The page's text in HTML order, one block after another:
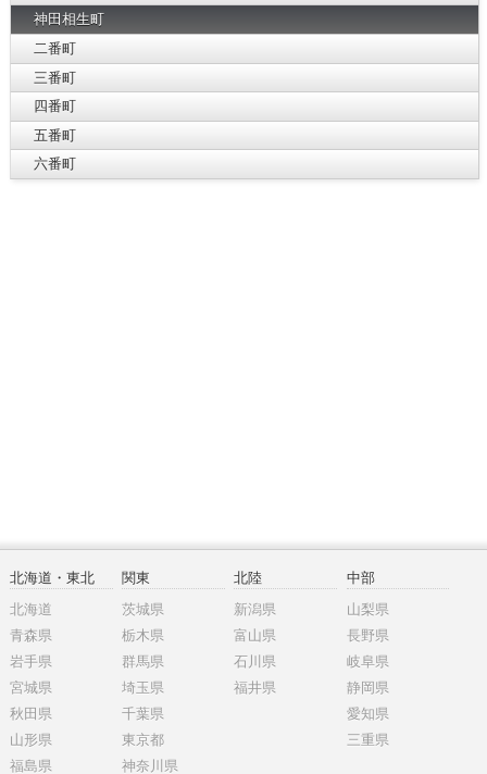
神田相生町
二番町
三番町
四番町
五番町
六番町
北海道・東北
北海道
青森県
岩手県
宮城県
秋田県
山形県
福島県
関東
茨城県
栃木県
群馬県
埼玉県
千葉県
東京都
神奈川県
北陸
新潟県
富山県
石川県
福井県
中部
山梨県
長野県
岐阜県
静岡県
愛知県
三重県